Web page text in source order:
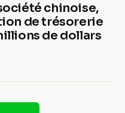
chinoise,
de trésorerie
de dollars